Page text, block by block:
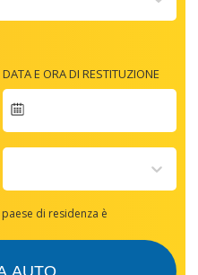
DATA E ORA DI RESTITUZIONE
paese di residenza è
AUTO